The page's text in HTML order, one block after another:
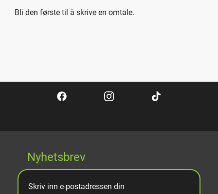
Bli den første til å skrive en omtale.
Nyhetsbrev